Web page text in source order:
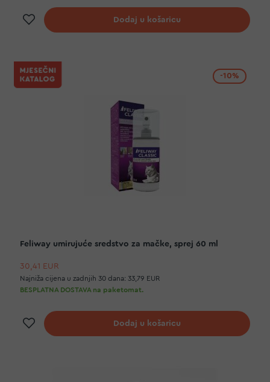
Dodaj na listu želja
Dodaj u košaricu
-10%
Feliway umirujuće sredstvo za mačke, sprej 60 ml
30,41 EUR
Najniža cijena u zadnjih 30 dana: 33,79 EUR
BESPLATNA DOSTAVA na paketomat.
Dodaj na listu želja
Dodaj u košaricu